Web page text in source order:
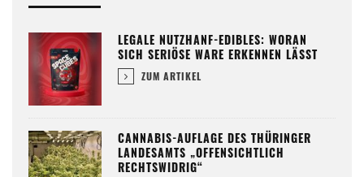
LEGALE NUTZHANF-EDIBLES: WORAN
SICH SERIÖSE WARE ERKENNEN LÄSST
ZUM ARTIKEL
CANNABIS-AUFLAGE DES THÜRINGER
LANDESAMTS „OFFENSICHTLICH
RECHTSWIDRIG“